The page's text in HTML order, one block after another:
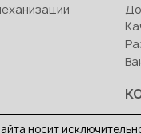
носит